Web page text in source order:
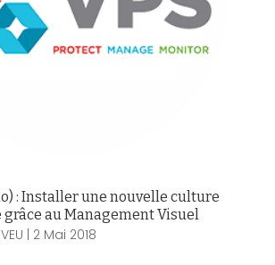
: Installer une nouvelle culture
au Management Visuel
| 2 Mai 2018